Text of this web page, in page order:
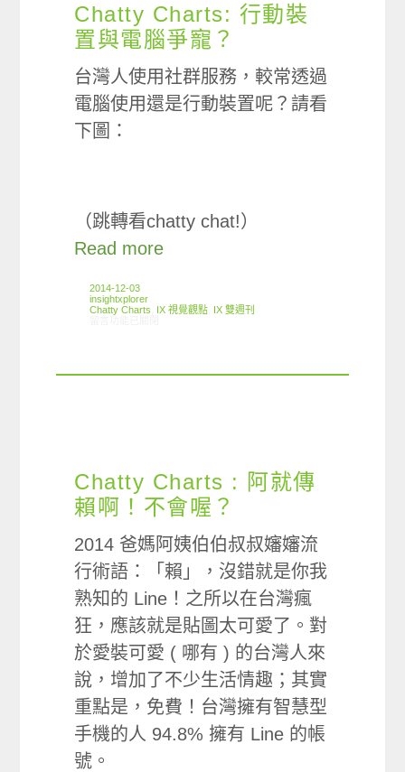
Chatty Charts: 行動裝
置與電腦爭寵？
台灣人使用社群服務，較常透過
電腦使用還是行動裝置呢？請看
下圖：
（跳轉看chatty chat!）
Read more
2014-12-03
insightxplorer
Chatty Charts
IX 視覺觀點 IX 雙週刊
Chatty Charts : 阿就傳
賴啊！不會喔？
2014 爸媽阿姨伯伯叔叔嬸嬸流
行術語：「賴」，沒錯就是你我
熟知的 Line！之所以在台灣瘋
狂，應該就是貼圖太可愛了。對
於愛裝可愛 ( 哪有 ) 的台灣人來
說，增加了不少生活情趣；其實
重點是，免費！台灣擁有智慧型
手機的人 94.8% 擁有 Line 的帳
號。